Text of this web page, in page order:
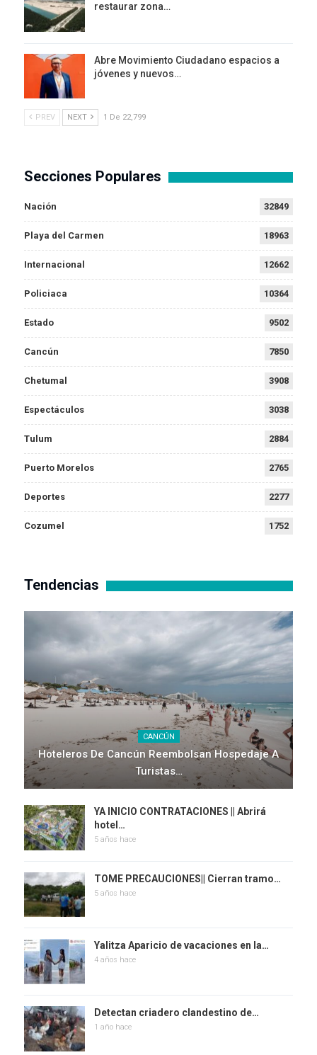
restaurar zona…
Abre Movimiento Ciudadano espacios a
jóvenes y nuevos…
PREV NEXT 1 De 22,799
Secciones Populares
Nación 32849
Playa del Carmen 18963
Internacional 12662
Policiaca 10364
Estado 9502
Cancún 7850
Chetumal 3908
Espectáculos 3038
Tulum 2884
Puerto Morelos 2765
Deportes 2277
Cozumel 1752
Tendencias
CANCÚN
Hoteleros De Cancún Reembolsan Hospedaje A
Turistas…
YA INICIO CONTRATACIONES || Abrirá
hotel…
5 años hace
TOME PRECAUCIONES|| Cierran tramo…
5 años hace
Yalitza Aparicio de vacaciones en la…
4 años hace
Detectan criadero clandestino de…
1 año hace